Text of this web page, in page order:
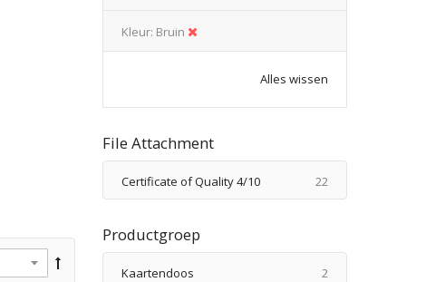
Kleur Bruin
Alles wissen
File Attachment
Certificate of Quality 4/10 22
Productgroep
Kaartendoos 2